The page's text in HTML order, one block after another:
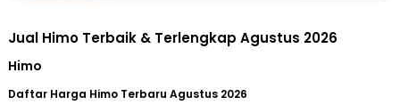
Jual Himo Terbaik & Terlengkap Agustus 2026
Himo
Daftar Harga Himo Terbaru Agustus 2026